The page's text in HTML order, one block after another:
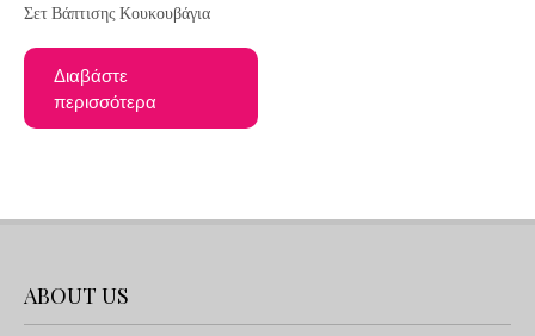
Σετ Βάπτισης Κουκουβάγια
Διαβάστε
περισσότερα
ABOUT US